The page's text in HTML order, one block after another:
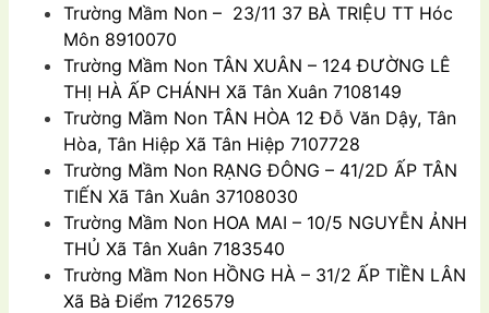
Trường Mầm Non – 23/11 37 BÀ TRIỆU TT Hóc
Môn 8910070
Trường Mầm Non TÂN XUÂN – 124 ĐƯỜNG LÊ
THỊ HÀ ẤP CHÁNH Xã Tân Xuân 7108149
Trường Mầm Non TÂN HÒA 12 Đỗ Văn Dậy, Tân
Hòa, Tân Hiệp Xã Tân Hiệp 7107728
Trường Mầm Non RẠNG ÐÔNG – 41/2D ẤP TÂN
TIẾN Xã Tân Xuân 37108030
Trường Mầm Non HOA MAI – 10/5 NGUYỄN ẢNH
THỦ Xã Tân Xuân 7183540
Trường Mầm Non HỒNG HÀ – 31/2 ẤP TIỀN LÂN
Xã Bà Ðiểm 7126579